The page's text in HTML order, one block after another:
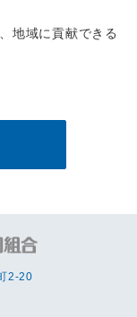
地域に貢献できる
2-20